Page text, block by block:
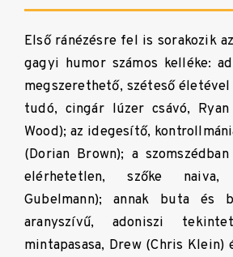
Első ránézésre fel is sorakozik
gagyi humor számos kelléke:
megszerethető, széteső
tudó, cingár lúzer csávó,
Wood); az idegesítő,
(Dorian Brown); a
elérhetetlen, szőke
Gubelmann); annak buta és
aranyszívű, adoniszi
mintapasasa, Drew (Chris Klein)